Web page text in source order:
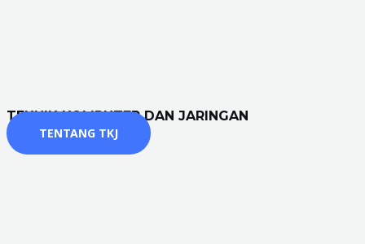
TEKNIK KOMPUTER DAN JARINGAN
TENTANG TKJ